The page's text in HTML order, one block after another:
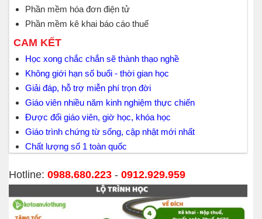
Phần mềm hóa đơn điện tử
Phần mềm kê khai báo cáo thuế
CAM KẾT
Học xong chắc chắn sẽ thành thạo nghề
Không giới hạn số buổi - thời gian học
Giải đáp, hỗ trợ miễn phí trọn đời
Giáo viên nhiều năm kinh nghiệm thực chiến
Được đổi giáo viên, giờ học, khóa học
Giáo trình chứng từ sống, cập nhật mới nhất
Chất lượng số 1 toàn quốc
Hotline: 0988.680.223 - 0912.929.959